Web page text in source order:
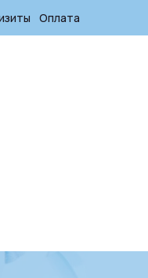
Оплата